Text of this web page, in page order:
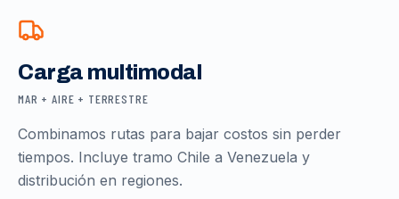
Carga multimodal
MAR + AIRE + TERRESTRE
Combinamos rutas para bajar costos sin perder
tiempos. Incluye tramo Chile a Venezuela y
distribución en regiones.